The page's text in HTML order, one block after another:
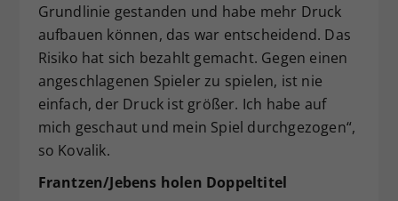
Grundlinie gestanden und habe mehr Druck
aufbauen können, das war entscheidend. Das
Risiko hat sich bezahlt gemacht. Gegen einen
angeschlagenen Spieler zu spielen, ist nie
einfach, der Druck ist größer. Ich habe auf
mich geschaut und mein Spiel durchgezogen“,
so Kovalik.
Frantzen/Jebens holen Doppeltitel